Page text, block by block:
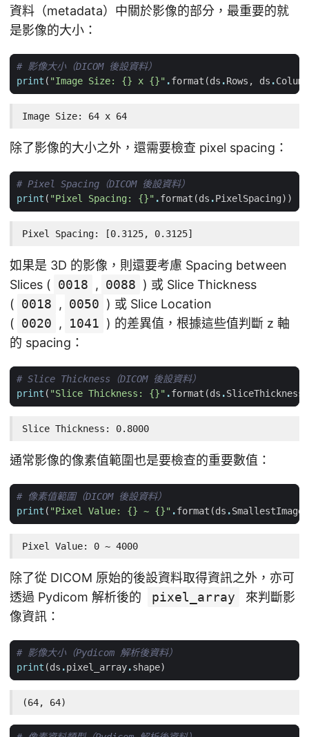
資料（metadata）中關於影像的部分，最重要的就
是影像的大小：
# 影像大小（DICOM 後設資料）
print ( "Image Size: {} x {}" .format (ds .Rows , ds .
Image Size: 64 x 64
除了影像的大小之外，還需要檢查 pixel spacing：
# Pixel Spacing（DICOM 後設資料）
print ( "Pixel Spacing: {}" .format (ds .PixelSpacing))
Pixel Spacing: [0.3125, 0.3125]
如果是 3D 的影像，則還要考慮 Spacing between
Slices ( 0018 , 0088 ) 或 Slice Thickness
( 0018 , 0050 ) 或 Slice Location
( 0020 , 1041 ) 的差異值，根據這些值判斷 z 軸
的 spacing：
# Slice Thickness（DICOM 後設資料）
print ( "Slice Thickness: {}" .format (ds .SliceThickness
Slice Thickness: 0.8000
通常影像的像素值範圍也是要檢查的重要數值：
# 像素值範圍（DICOM 後設資料）
print ( "Pixel Value: {} ~ {}" .format (ds .
Pixel Value: 0 ~ 4000
除了從 DICOM 原始的後設資料取得資訊之外，亦可
透過 Pydicom 解析後的
pixel_array
來判斷影
像資訊：
# 影像大小（Pydicom 解析後資料）
print (ds .pixel_array.shape)
(64, 64)